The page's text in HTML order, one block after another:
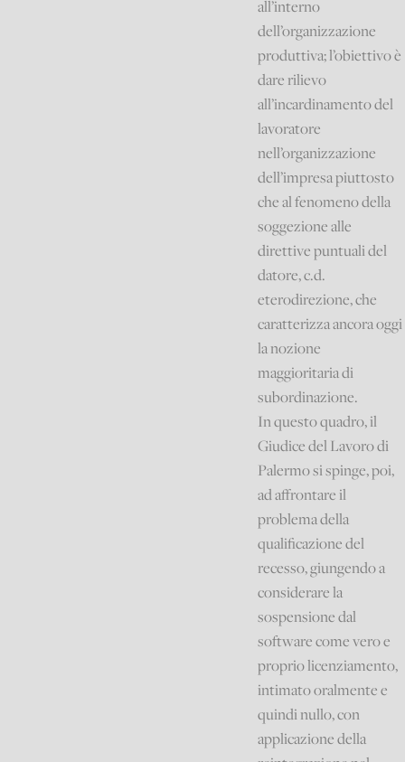
all’interno
dell’organizzazione
produttiva; l’obiettivo è
dare rilievo
all’incardinamento del
lavoratore
nell’organizzazione
dell’impresa piuttosto
che al fenomeno della
soggezione alle
direttive puntuali del
datore, c.d.
eterodirezione, che
caratterizza ancora oggi
la nozione
maggioritaria di
subordinazione.
In questo quadro, il
Giudice del Lavoro di
Palermo si spinge, poi,
ad affrontare il
problema della
qualificazione del
recesso, giungendo a
considerare la
sospensione dal
software come vero e
proprio licenziamento,
intimato oralmente e
quindi nullo, con
applicazione della